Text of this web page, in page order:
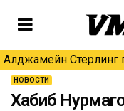
Алджамейн Стерлинг
НОВОСТИ
Хабиб